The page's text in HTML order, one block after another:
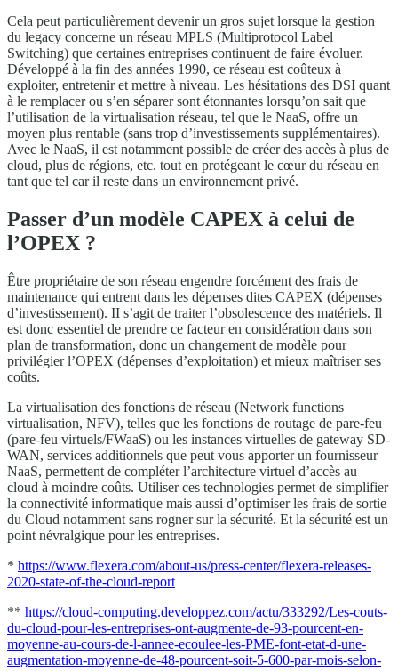
Cela peut particulièrement devenir un gros sujet lorsque la gestion
du legacy concerne un réseau MPLS (Multiprotocol Label
Switching) que certaines entreprises continuent de faire évoluer.
Développé à la fin des années 1990, ce réseau est coûteux à
exploiter, entretenir et mettre à niveau. Les hésitations des DSI quant
à le remplacer ou s’en séparer sont étonnantes lorsqu’on sait que
l’utilisation de la virtualisation réseau, tel que le NaaS, offre un
moyen plus rentable (sans trop d’investissements supplémentaires).
Avec le NaaS, il est notamment possible de créer des accès à plus de
cloud, plus de régions, etc. tout en protégeant le cœur du réseau en
tant que tel car il reste dans un environnement privé.
Passer d’un modèle CAPEX à celui de
l’OPEX ?
Être propriétaire de son réseau engendre forcément des frais de
maintenance qui entrent dans les dépenses dites CAPEX (dépenses
d’investissement). II s’agit de traiter l’obsolescence des matériels. Il
est donc essentiel de prendre ce facteur en considération dans son
plan de transformation, donc un changement de modèle pour
privilégier l’OPEX (dépenses d’exploitation) et mieux maîtriser ses
coûts.
La virtualisation des fonctions de réseau (Network functions
virtualisation, NFV), telles que les fonctions de routage de pare-feu
(pare-feu virtuels/FWaaS) ou les instances virtuelles de gateway SD-
WAN, services additionnels que peut vous apporter un fournisseur
NaaS, permettent de compléter l’architecture virtuel d’accès au
cloud à moindre coûts. Utiliser ces technologies permet de simplifier
la connectivité informatique mais aussi d’optimiser les frais de sortie
du Cloud notamment sans rogner sur la sécurité. Et la sécurité est un
point névralgique pour les entreprises.
* https://www.flexera.com/about-us/press-center/flexera-releases-
2020-state-of-the-cloud-report
** https://cloud-computing.developpez.com/actu/333292/Les-couts-
du-cloud-pour-les-entreprises-ont-augmente-de-93-pourcent-en-
moyenne-au-cours-de-l-annee-ecoulee-les-PME-font-etat-d-une-
augmentation-moyenne-de-48-pourcent-soit-5-600-par-mois-selon-